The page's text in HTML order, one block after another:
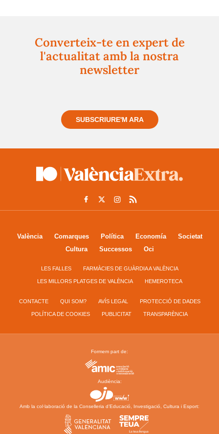
Converteix-te en expert de
l'actualitat amb la nostra
newsletter
SUBSCRIURE'M ARA
València Comarques Política Economía
Societat
Cultura
Successos Oci
LES FALLES FARMÀCIES DE GUÀRDIA A VALÈNCIA
LES MILLORS PLATGES DE VALÈNCIA HEMEROTECA
CONTACTE QUI SOM? AVÍS LEGAL PROTECCIÓ DE DADES
POLÍTICA DE COOKIES PUBLICITAT TRANSPARÈNCIA
Formem part de:
Audiència:
Amb la col·laboració de la Conselleria d’Educació, Investigació, Cultura i Esport: